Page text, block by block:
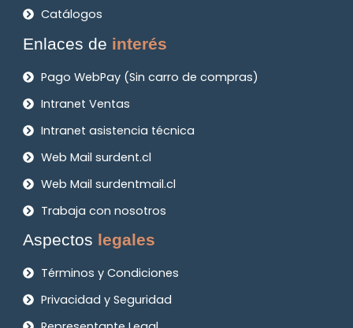
Catálogos
Enlaces de interés
Pago WebPay (Sin carro de compras)
Intranet Ventas
Intranet asistencia técnica
Web Mail surdent.cl
Web Mail surdentmail.cl
Trabaja con nosotros
Aspectos legales
Términos y Condiciones
Privacidad y Seguridad